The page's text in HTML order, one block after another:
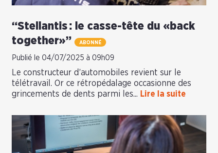
“Stellantis : le casse-tête du «back
together»”
ABONNÉ
Publié le 04/07/2025 à 09h09
Le constructeur d’automobiles revient sur le
télétravail. Or ce rétropédalage occasionne des
grincements de dents parmi les... Lire la suite